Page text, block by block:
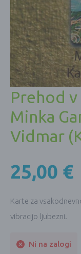
Prehod
Minka
Vidmar
25,00 €
Karte za
vibracijo ljubezni.
Ni na zalogi